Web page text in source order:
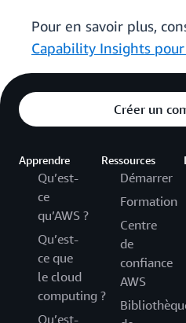
Pour en savoir plus,
Capability Insights
Créer un
Apprendre
Qu’est-
ce
qu’AWS ?
Qu’est-
ce que
le cloud
computing ?
Qu’est-
Ressources
Démarrer
Formation
Centre
de
confiance
AWS